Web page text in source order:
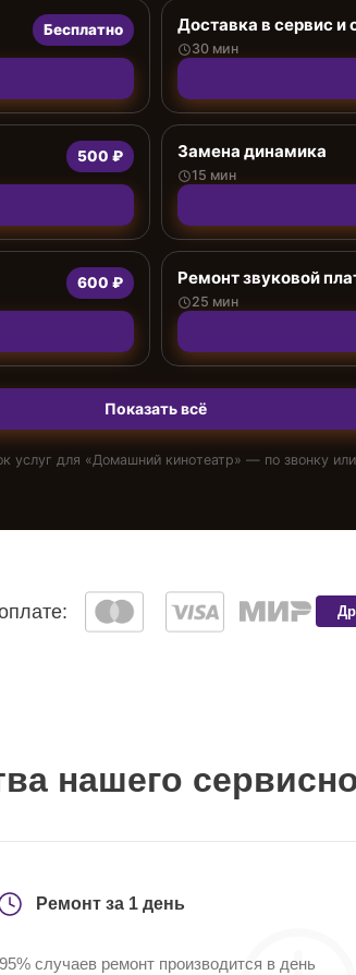
Бесплатно Доставка в сервис и
30 мин
500 ₽ Замена динамика
15 мин
600 ₽ Ремонт звуковой
25 мин
Показать всё
услуг для «Домашний кинотеатр» — по звонку
нашего
Ремонт за 1 день
случаев ремонт производится в день